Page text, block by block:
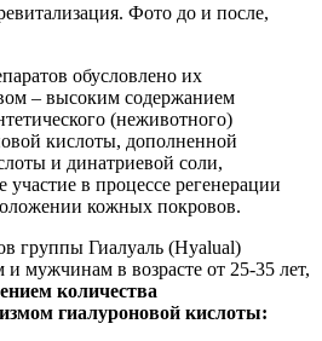
обусловлено их
– высоким содержанием
(неживотного)
кислоты, дополненной
и динатриевой соли,
в процессе регенерации
кожных покровов.
группы Гиалуаль (Hyalual)
мужчинам в возрасте от 25-35 лет,
количества
гиалуроновой кислоты: